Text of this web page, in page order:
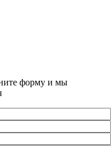
форму и мы